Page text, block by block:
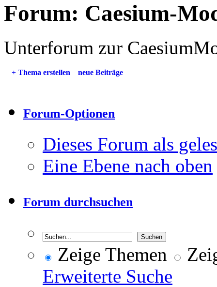
Forum: Caesium-
Unterforum zur
+ Thema erstellen neue Beiträge
Forum-Optionen
Dieses Forum als
Eine Ebene nach oben
Forum durchsuchen
Zeige Themen
Erweiterte Suche